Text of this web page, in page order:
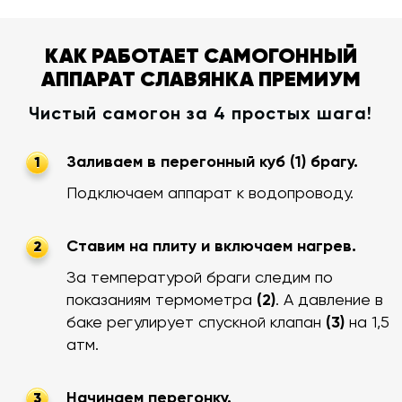
КАК РАБОТАЕТ САМОГОННЫЙ
АППАРАТ СЛАВЯНКА ПРЕМИУМ
Чистый самогон за 4 простых шага!
1
Заливаем в перегонный куб (1) брагу.
Подключаем аппарат к водопроводу.
2
Ставим на плиту и включаем нагрев.
За температурой браги следим по
показаниям термометра (2). А давление в
баке регулирует спускной клапан (3) на 1,5
атм.
Начинаем перегонку.